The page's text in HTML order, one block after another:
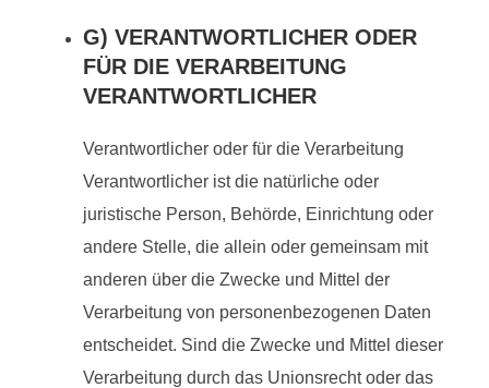
G) VERANTWORTLICHER ODER
FÜR DIE VERARBEITUNG
VERANTWORTLICHER
Verantwortlicher oder für die Verarbeitung
Verantwortlicher ist die natürliche oder
juristische Person, Behörde, Einrichtung oder
andere Stelle, die allein oder gemeinsam mit
anderen über die Zwecke und Mittel der
Verarbeitung von personenbezogenen Daten
entscheidet. Sind die Zwecke und Mittel dieser
Verarbeitung durch das Unionsrecht oder das